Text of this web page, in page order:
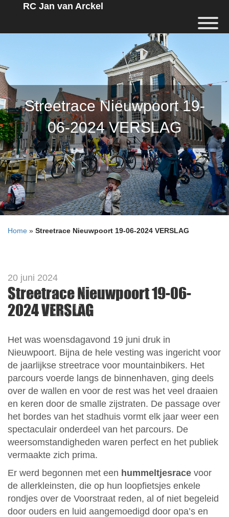
RC Jan van Arckel
Streetrace Nieuwpoort 19-
06-2024 VERSLAG
Home » Streetrace Nieuwpoort 19-06-2024 VERSLAG
20 juni 2024
Streetrace Nieuwpoort 19-06-
2024 VERSLAG
Het was woensdagavond 19 juni druk in
Nieuwpoort. Bijna de hele vesting was ingericht voor
de jaarlijkse streetrace voor mountainbikers. Het
parcours voerde langs de binnenhaven, ging deels
over de wallen en voor de rest was het veel draaien
en keren door de smalle zijstraten. De passage over
het bordes van het stadhuis vormt elk jaar weer een
spectaculair onderdeel van het parcours. De
weersomstandigheden waren perfect en het publiek
vermaakte zich prima.
Er werd begonnen met een hummeltjesrace voor
de allerkleinsten, die op hun loopfietsjes enkele
rondjes over de Voorstraat reden, al of niet begeleid
door ouders en luid aangemoedigd door opa’s en